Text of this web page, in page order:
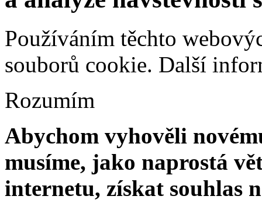
Používáním těchto
souborů cookie. Další
Rozumím
Abychom vyhověli
musíme, jako naprostá
internetu, získat souhlas